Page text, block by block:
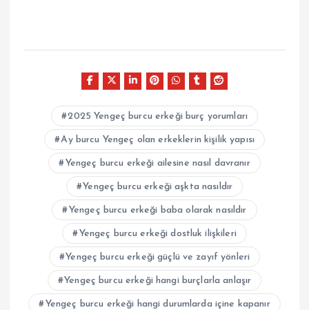
2025 Yengeç burcu erkeği burç yorumları
Ay burcu Yengeç olan erkeklerin kişilik yapısı
Yengeç burcu erkeği ailesine nasıl davranır
Yengeç burcu erkeği aşkta nasıldır
Yengeç burcu erkeği baba olarak nasıldır
Yengeç burcu erkeği dostluk ilişkileri
Yengeç burcu erkeği güçlü ve zayıf yönleri
Yengeç burcu erkeği hangi burçlarla anlaşır
Yengeç burcu erkeği hangi durumlarda içine kapanır